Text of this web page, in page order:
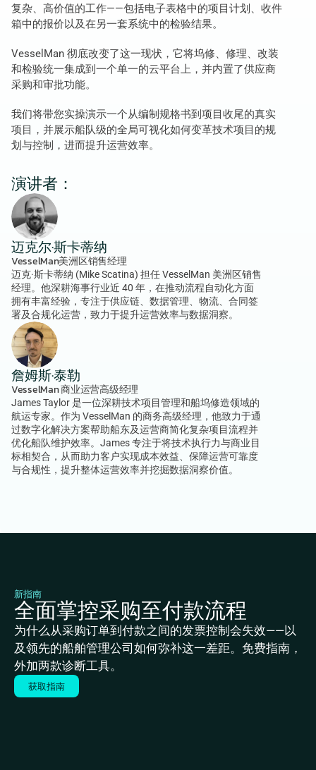
复杂、高价值的工作——包括电子表格中的项目计划、收件
箱中的报价以及在另一套系统中的检验结果。
VesselMan 彻底改变了这一现状，它将坞修、修理、改装
和检验统一集成到一个单一的云平台上，并内置了供应商
采购和审批功能。
我们将带您实操演示一个从编制规格书到项目收尾的真实
项目，并展示船队级的全局可视化如何变革技术项目的规
划与控制，进而提升运营效率。
演讲者：
迈克尔·斯卡蒂纳
VesselMan美洲区销售经理
迈克·斯卡蒂纳 (Mike Scatina) 担任 VesselMan 美洲区销售
经理。他深耕海事行业近 40 年，在推动流程自动化方面
拥有丰富经验，专注于供应链、数据管理、物流、合同签
署及合规化运营，致力于提升运营效率与数据洞察。
詹姆斯·泰勒
VesselMan 商业运营高级经理
James Taylor 是一位深耕技术项目管理和船坞修造领域的
航运专家。作为 VesselMan 的商务高级经理，他致力于通
过数字化解决方案帮助船东及运营商简化复杂项目流程并
优化船队维护效率。James 专注于将技术执行力与商业目
标相契合，从而助力客户实现成本效益、保障运营可靠度
与合规性，提升整体运营效率并挖掘数据洞察价值。
新指南
全面掌控采购至付款流程
为什么从采购订单到付款之间的发票控制会失效——以
及领先的船舶管理公司如何弥补这一差距。免费指南，
外加两款诊断工具。
获取指南